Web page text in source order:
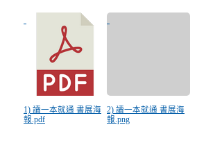
1) 讀一本就通 書展海
報.pdf
2) 讀一本就通 書展海
報.png